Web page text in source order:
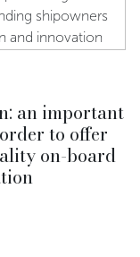
an important
to offer
on-board